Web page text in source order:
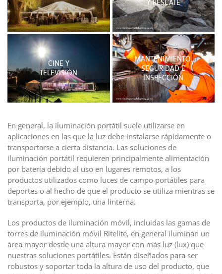
Y RESCATE
CINE Y
TELEVISIÓN
MANTENIMIENTO,
SEGURIDAD E
INSPECCIÓN
En general, la iluminación portátil suele utilizarse en
aplicaciones en las que la luz debe instalarse rápidamente o
transportarse a cierta distancia. Las soluciones de
iluminación portátil requieren principalmente alimentación
por batería debido al uso en lugares remotos, a los
productos utilizados como luces de campo portátiles para
deportes o al hecho de que el producto se utiliza mientras se
transporta, por ejemplo, una linterna.
Los productos de iluminación móvil, incluidas las gamas de
torres de iluminación móvil Ritelite, en general iluminan un
área mayor desde una altura mayor con más luz (lux) que
nuestras soluciones portátiles. Están diseñados para ser
robustos y soportar toda la altura de uso del producto, que